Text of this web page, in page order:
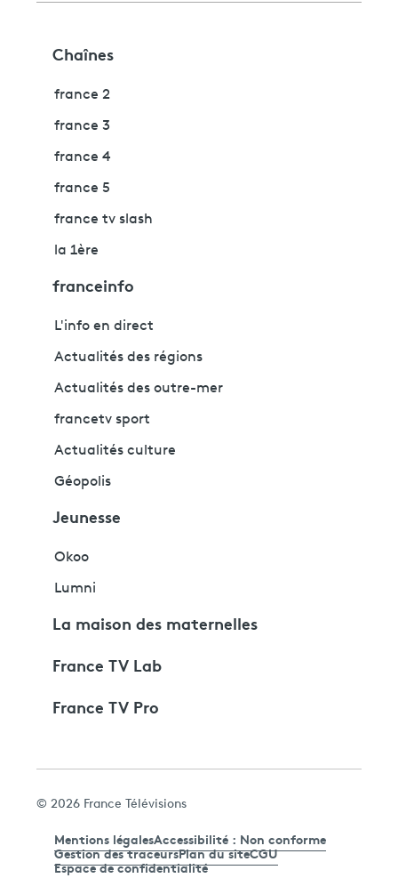
Chaînes
france 2
france 3
france 4
france 5
france tv slash
la 1ère
franceinfo
L'info en direct
Actualités des régions
Actualités des outre-mer
francetv sport
Actualités culture
Géopolis
Jeunesse
Okoo
Lumni
La maison des maternelles
France TV Lab
France TV Pro
© 2026 France Télévisions
Mentions légalesAccessibilité : Non conforme
Gestion des traceursPlan du siteCGU
Espace de confidentialité